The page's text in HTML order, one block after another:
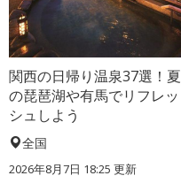
関西の日帰り温泉37選！夏
の琵琶湖や有馬でリフレッ
シュしよう
全国
2026年8月7日 18:25 更新